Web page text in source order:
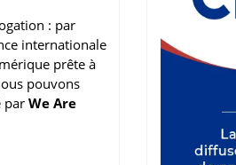
: par
internationale
prête à
pouvons
par We Are